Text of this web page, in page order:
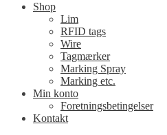
Shop
Lim
RFID tags
Wire
Tagmærker
Marking Spray
Marking etc.
Min konto
Foretningsbetingelser
Kontakt